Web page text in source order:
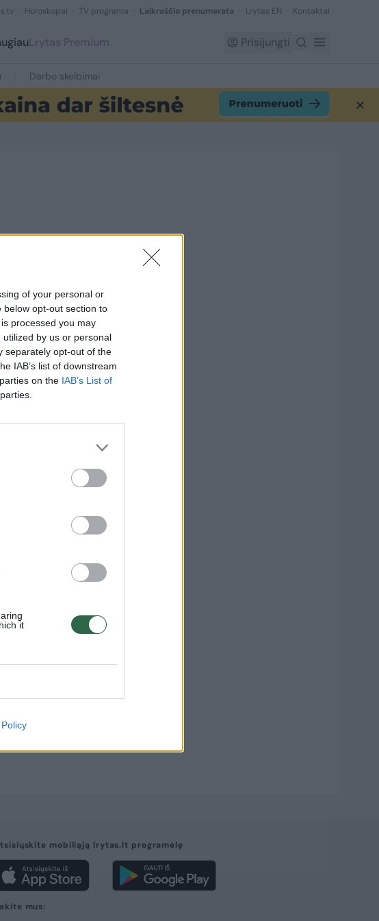
of your personal or
opt-out section to
processed you may
by us or personal
separately opt-out of the
IAB’s list of downstream
on the IAB’s List of
it
Horoskopai TV programa Laikraščio prenumerata Lrytas EN Kontaktai
Lrytas Premium Prisijungti
Darbo skelbimai
1
mobiliąją lrytas.lt programėlę
mus: